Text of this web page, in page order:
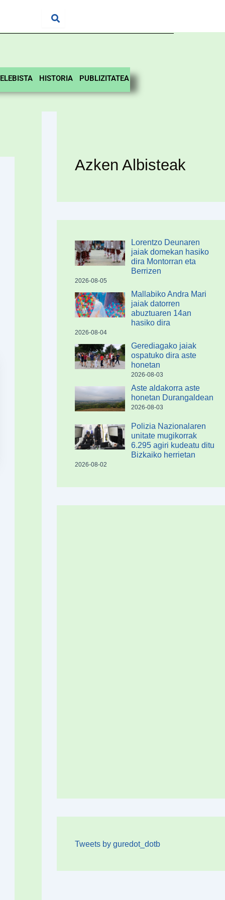
HISTORIA PUBLIZITATEA
Azken Albisteak
Lorentzo Deunaren
jaiak domekan hasiko
dira Montorran eta
Berrizen
2026-08-05
Mallabiko Andra Mari
jaiak datorren
abuztuaren 14an
hasiko dira
2026-08-04
Gerediagako jaiak
ospatuko dira aste
honetan
2026-08-03
Aste aldakorra aste
honetan Durangaldean
2026-08-03
Polizia Nazionalaren
unitate mugikorrak
6.295 agiri kudeatu ditu
Bizkaiko herrietan
2026-08-02
Tweets by guredot_dotb